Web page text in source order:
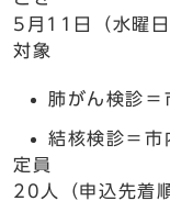
5月11日（水曜
対象
肺がん検診
結核検診＝
定員
20人（申込先着